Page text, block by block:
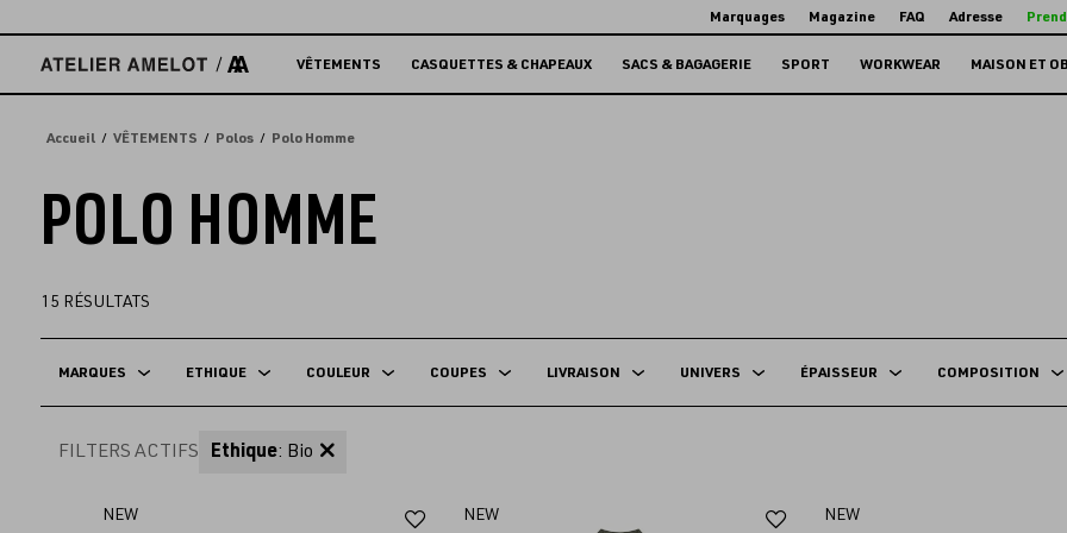
directement
contenu
Marquages Magazine FAQ Adresse
VÊTEMENTS CASQUETTES & CHAPEAUX SACS & BAGAGERIE SPORT WORKWEAR MAISON ET
Accueil VÊTEMENTS Polos Polo Homme
POLO HOMME
15 RÉSULTATS
MARQUES ETHIQUE COULEUR COUPES LIVRAISON UNIVERS ÉPAISSEUR COMPOSITION
FILTERS ACTIFS Ethique: Bio
NEW
Ajouter
NEW
Ajouter
NEW